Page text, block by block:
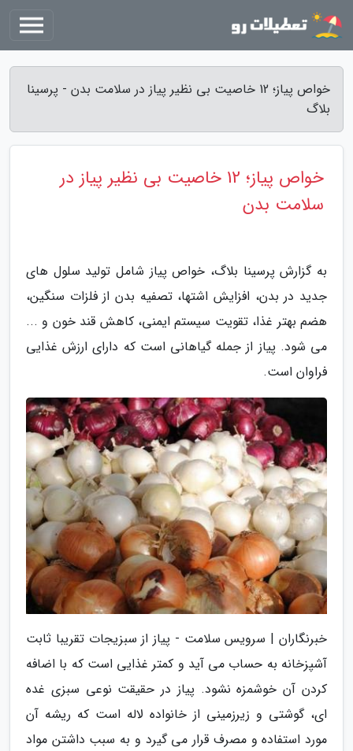
خواص پیاز؛ 12 خاصیت بی نظیر پیاز در سلامت بدن - پرسینا
بلاگ
خواص پیاز؛ 12 خاصیت بی نظیر پیاز در
سلامت بدن
به گزارش پرسینا بلاگ، خواص پیاز شامل تولید سلول های
جدید در بدن، افزایش اشتها، تصفیه بدن از فلزات سنگین،
هضم بهتر غذا، تقویت سیستم ایمنی، کاهش قند خون و ...
می شود. پیاز از جمله گیاهانی است که دارای ارزش غذایی
فراوان است.
خبرنگاران | سرویس سلامت - پیاز از سبزیجات تقریبا ثابت
آشپزخانه به حساب می آید و کمتر غذایی است که با اضافه
کردن آن خوشمزه نشود. پیاز در حقیقت نوعی سبزی غده
ای، گوشتی و زیرزمینی از خانواده لاله است که ریشه آن
مورد استفاده و مصرف قرار می گیرد و به سبب داشتن مواد